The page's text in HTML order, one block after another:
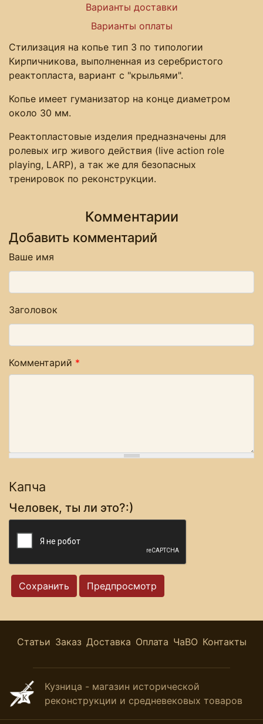
Варианты доставки
Варианты оплаты
Стилизация на копье тип 3 по типологии
Кирпичникова, выполненная из серебристого
реактопласта, вариант с "крыльями".
Копье имеет гуманизатор на конце диаметром
около 30 мм.
Реактопластовые изделия предназначены для
ролевых игр живого действия (live action role
playing, LARP), а так же для безопасных
тренировок по реконструкции.
Комментарии
Добавить комментарий
Ваше имя
Заголовок
Комментарий *
Капча
Человек, ты ли это?:)
Статьи Заказ Доставка Оплата ЧаВО Контакты
Кузница - магазин исторической
реконструкции и средневековых товаров